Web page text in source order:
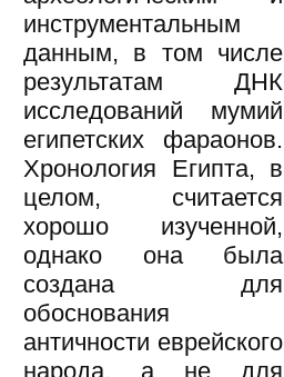
инструментальным
данным, в том числе
результатам ДНК
исследований мумий
египетских фараонов.
Хронология Египта, в
целом, считается
хорошо изученной,
однако она была
создана для
обоснования
античности еврейского
народа, а не для